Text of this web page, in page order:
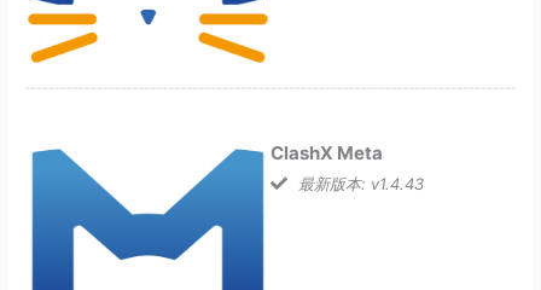
ClashX Meta
最新版本: v1.4.43